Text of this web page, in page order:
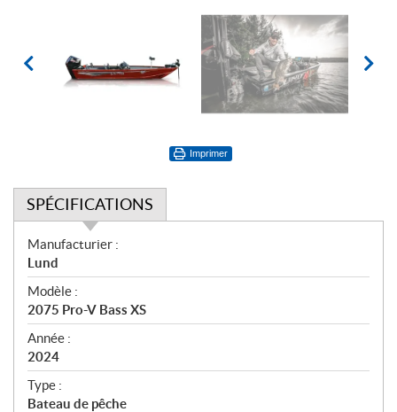
Imprimer
SPÉCIFICATIONS
S
p
é
c
i
f
i
c
a
Manufacturier :
Lund
Modèle :
2075 Pro-V Bass XS
Année :
2024
Type :
Bateau de pêche